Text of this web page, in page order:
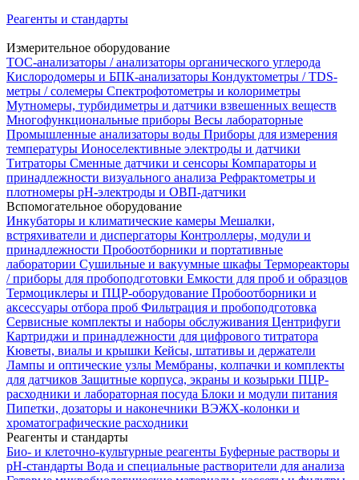
Реагенты и стандарты
Измерительное оборудование
TOC-анализаторы / анализаторы органического углерода
Кислородомеры и БПК-анализаторы Кондуктометры / TDS-
метры / солемеры Спектрофотометры и колориметры
Мутномеры, турбидиметры и датчики взвешенных веществ
Многофункциональные приборы Весы лабораторные
Промышленные анализаторы воды Приборы для измерения
температуры Ионоселективные электроды и датчики
Титраторы Сменные датчики и сенсоры Компараторы и
принадлежности визуального анализа Рефрактометры и
плотномеры pH-электроды и ОВП-датчики
Вспомогательное оборудование
Инкубаторы и климатические камеры Мешалки,
встряхиватели и диспергаторы Контроллеры, модули и
принадлежности Пробоотборники и портативные
лаборатории Сушильные и вакуумные шкафы Термореакторы
/ приборы для пробоподготовки Емкости для проб и образцов
Термоциклеры и ПЦР-оборудование Пробоотборники и
аксессуары отбора проб Фильтрация и пробоподготовка
Сервисные комплекты и наборы обслуживания Центрифуги
Картриджи и принадлежности для цифрового титратора
Кюветы, виалы и крышки Кейсы, штативы и держатели
Лампы и оптические узлы Мембраны, колпачки и комплекты
для датчиков Защитные корпуса, экраны и козырьки ПЦР-
расходники и лабораторная посуда Блоки и модули питания
Пипетки, дозаторы и наконечники ВЭЖХ-колонки и
хроматографические расходники
Реагенты и стандарты
Био- и клеточно-культурные реагенты Буферные растворы и
pH-стандарты Вода и специальные растворители для анализа